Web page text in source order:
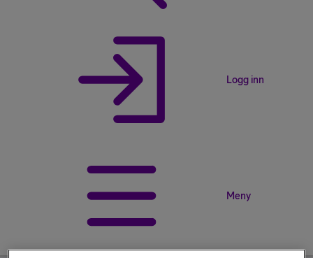
Logg inn
Meny